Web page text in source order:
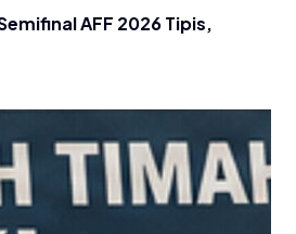
AFF 2026 Tipis,